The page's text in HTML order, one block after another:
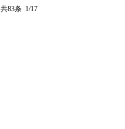
共83条 1/17